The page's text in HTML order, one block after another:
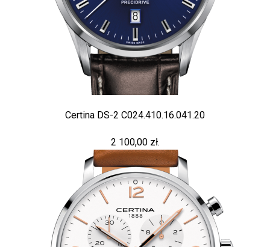
Certina DS-2 C024.410.16.041.20
2 100,00 zł.